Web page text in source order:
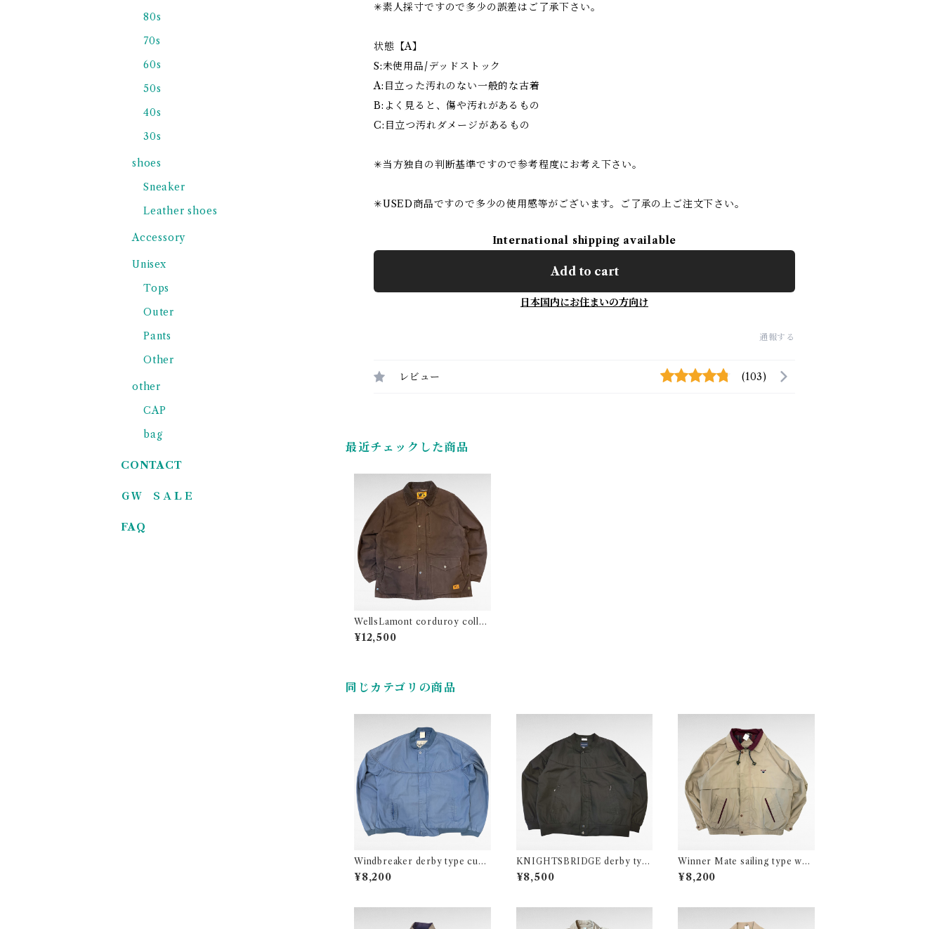
✳︎素人採寸ですので多少の誤差はご了承下さい。
状態【A】
S:未使用品/デッドストック
A:目立った汚れのない一般的な古着
B:よく見ると、傷や汚れがあるもの
C:目立つ汚れダメージがあるもの
✳︎当方独自の判断基準ですので参考程度にお考え下さい。
✳︎USED商品ですので多少の使用感等がございます。ご了承の上ご注文下さい。
International shipping available
Add to cart
日本国内にお住まいの方向け
通報する
レビュー (103)
最近チェックした商品
WellsLamont corduroy collar
inner quilting cotton work co
veralls jacket
¥12,500
同じカテゴリの商品
Windbreaker derby type cup
shoulder zip up jacket
¥8,200
KNIGHTSBRIDGE derby typ
e cup shoulder zip up jacket
¥8,500
Winner Mate sailing type wap
pen zip up jacket
¥8,200
80s
70s
60s
50s
40s
30s
shoes
Sneaker
Leather shoes
Accessory
Unisex
Tops
Outer
Pants
Other
other
CAP
bag
CONTACT
ＧＷ ＳＡＬＥ
FAQ